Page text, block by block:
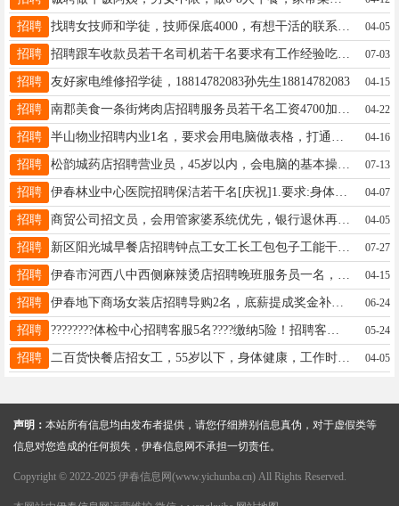
招聘 04-05
招聘 招聘跟车收款员若干名司机若干名要求有工作经验吃苦耐劳年龄35.55之前有工作17645589878李17645589878 07-03
招聘 友好家电维修招学徒，18814782083孙先生18814782083 04-15
招聘 04-22
招聘 04-16
招聘 松韵城药店招聘营业员，45岁以内，会电脑的基本操作，能够长期稳定，环境好，工作轻松，工时短，不用起早，薪资待遇优厚张女士18324667566 07-13
招聘 伊春林业中心医院招聘保洁若干名[庆祝]1.要求:身体健康，干净利落，吃苦耐劳的女工2.年龄:不限3.工资:1500-2000联系电话:伊春林业中心医院招聘保洁若干名[庆祝]1.要求:身体健康，干净利落，吃苦耐劳的女工2.年龄:不限3.工资:1500-2000联系电话:18445816333非城勿扰！非城勿扰！王女士18445816333 04-07
招聘 商贸公司招文员，会用管家婆系统优先，银行退休再就业者优先，工资电话沟通，徐女士13846638855 04-05
招聘 新区阳光城早餐店招聘钟点工女工长工包包子工能干长的来电话干不长的别打电话了电话13945895593于先生13945895593 07-27
招聘 04-15
招聘 伊春地下商场女装店招聘导购2名，底薪提成奖金补贴都有，工作氛围愉悦，要求35周岁以下，服装新手勿扰，要求有一定经验的。有亲和力且长久稳定，薪资不是问题，只要你有一定的能力，详情可以咨询马女士13846669795 06-24
招聘 05-24
招聘 二百货快餐店招女工，55岁以下，身体健康，工作时间早8点一晚8点，早8点一下午2点，两班倒，工资3000元吴18704580200 04-05
声明： 本站所有信息均由发布者提供，请您仔细辨别信息真伪，对于虚假类等
信息对您造成的任何损失，伊春信息网不承担一切责任。
Copyright © 2022-2025 伊春信息网(www.yichunba.cn) All Rights Reserved.